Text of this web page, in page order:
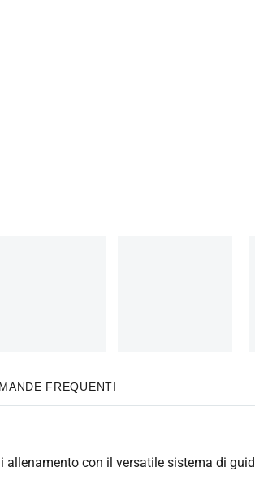
FREQUENTI
allenamento con il versatile sistema di